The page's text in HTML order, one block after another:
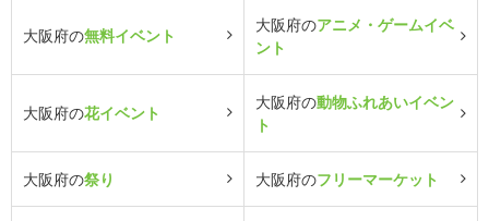
大阪府の無料イベント
大阪府のアニメ・ゲームイベ
ント
大阪府の花イベント
大阪府の動物ふれあいイベン
ト
大阪府の祭り 大阪府のフリーマーケット